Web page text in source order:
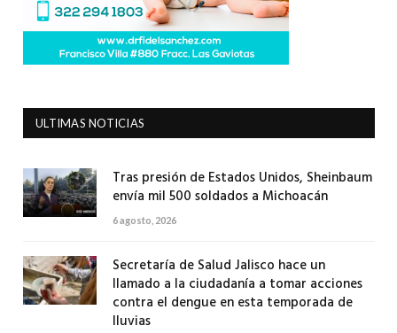
ULTIMAS NOTICIAS
Tras presión de Estados Unidos, Sheinbaum
envía mil 500 soldados a Michoacán
6 agosto, 2026
Secretaría de Salud Jalisco hace un
llamado a la ciudadanía a tomar acciones
contra el dengue en esta temporada de
lluvias